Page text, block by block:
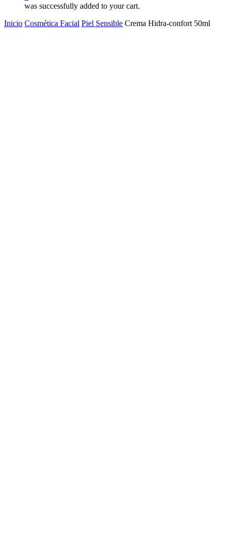
was successfully added to your cart.
Inicio Cosmética Facial Piel Sensible Crema Hidra-confort 50ml